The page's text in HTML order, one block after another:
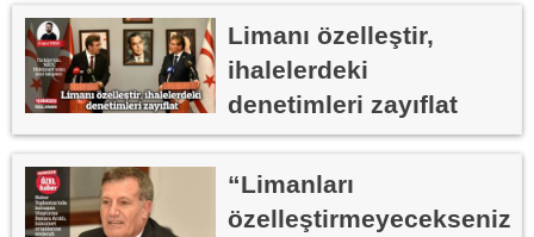
Limanı özelleştir,
ihalelerdeki
denetimleri zayıflat
“Limanları
özelleştirmeyecekseniz